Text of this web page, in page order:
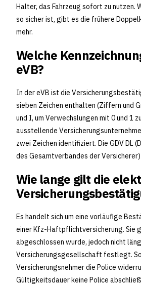
Halter, das Fahrzeug sofort zu nutzen.
so sicher ist, gibt es die frühere
mehr.
Welche
eVB?
In der eVB ist die
sieben Zeichen enthalten (Ziffern und
und I, um Verwechslungen mit 0 und 1
ausstellende
zwei Zeichen identifiziert. Die GDV DL
des Gesamtverbandes der
Wie lange gilt die
Es handelt sich um eine vorläufige
einer Kfz-Haftpflichtversicherung. Sie
abgeschlossen wurde, jedoch nicht
Versicherungsgesellschaft festlegt.
Versicherungsnehmer die Police
Gültigkeitsdauer keine Police